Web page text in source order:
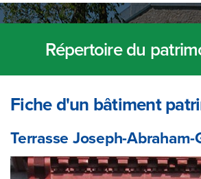
Répertoire du
Fiche d'un bâtiment
Terrasse Joseph-Abraham-